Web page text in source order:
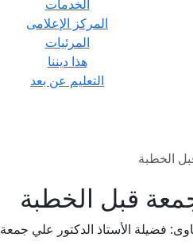
الخدمات
المركز الإعلامى
المرئيات
هذا ديننا
التعليم عن بعد
الخطبة
قبل الخطبة
فضيلة الأستاذ الدكتور علي جمعة